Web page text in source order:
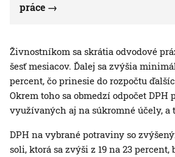
práce
Živnostníkom sa skrátia odvodové
šesť mesiacov. Ďalej sa zvýšia
percent, čo prinesie do rozpočtu
Okrem toho sa obmedzí odpočet DPH
využívaných aj na súkromné účely, a
DPH na vybrané potraviny so
soli, ktorá sa zvýši z 19 na 23